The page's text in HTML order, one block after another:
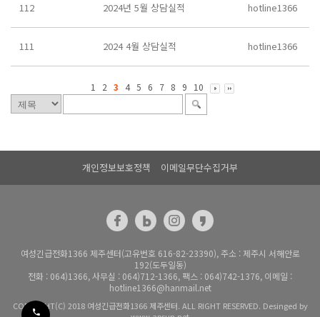
112 2024년 5월 상담실적 hotline1366
111 2024 4월 상담실적 hotline1366
1 2 3 4 5 6 7 8 9 10
개인정보보호정책 이메일무단수집거부
여성긴급전화1366 제주센터(고유번호 616-82-23390), 주소 : 제주시 서해안로
192(도두일동)
전화 : 064)1366, 사무실 : 064)712-1366, 팩스 : 064)742-1376, 이메일 :
hotline1366@hanmail.net
COPYRIGHT(C) 2018 여성긴급전화1366 제주센터. ALL RIGHT RESERVED. Desinged by